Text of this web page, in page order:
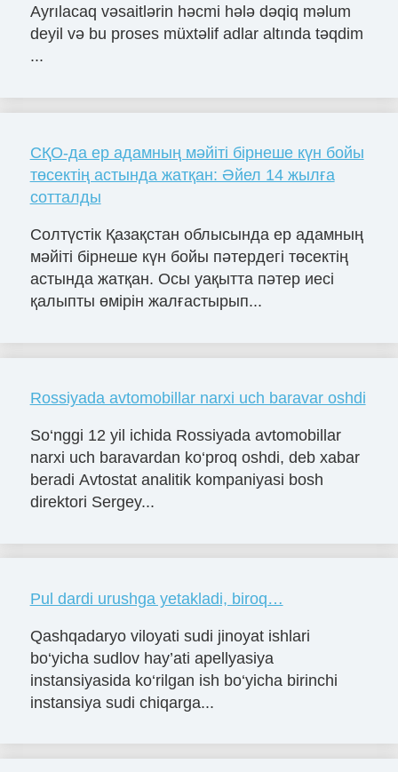
Ayrılacaq vəsaitlərin həcmi hələ dəqiq məlum
deyil və bu proses müxtəlif adlar altında təqdim
...
СҚО-да ер адамның мәйіті бірнеше күн бойы
төсектің астында жатқан: Әйел 14 жылға
сотталды
Солтүстік Қазақстан облысында ер адамның
мәйіті бірнеше күн бойы пәтердегі төсектің
астында жатқан. Осы уақытта пәтер иесі
қалыпты өмірін жалғастырып...
Rossiyada avtomobillar narxi uch baravar oshdi
So‘nggi 12 yil ichida Rossiyada avtomobillar
narxi uch baravardan ko‘proq oshdi, deb xabar
beradi Avtostat analitik kompaniyasi bosh
direktori Sergey...
Pul dardi urushga yetakladi, biroq…
Qashqadaryo viloyati sudi jinoyat ishlari
bo‘yicha sudlov hay’ati apellyasiya
instansiyasida ko‘rilgan ish bo‘yicha birinchi
instansiya sudi chiqarga...